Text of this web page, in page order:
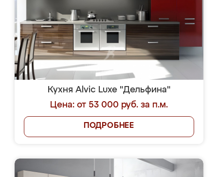
Кухня Alvic Luxe "Дельфина"
Цена: от 53 000 руб. за п.м.
ПОДРОБНЕЕ